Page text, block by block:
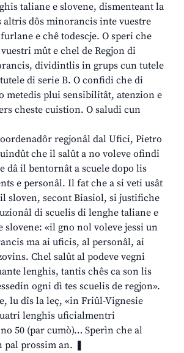
taliane e slovene, dismenteant la
altris dôs minorancis inte vuestre
e chê todescje. O speri che
mût e chel de Regjon di
dividintlis in grups cun tutele
di serie B. O confidi che di
metedis plui sensibilitât, atenzion e
cheste cuistion. O saludi cun
regjonâl dal Ufici, Pietro
che il salût a no voleve ofindi
dâ il bentornât a scuele dopo lis
e personâl. Il fat che a si veti usât
sloven, secont Biasiol, si justifiche
di scuelis di lenghe taliane e
slovene: «il gno nol voleve jessi un
ma ai uficis, al personâl, ai
Chel salût al podeve vegni
lenghis, tantis chês ca son lis
ogni dì tes scuelis de regjon».
lu dîs la leç, «in Friûl-Vignesie
lenghis uficialmentri
50 (par cumò)… Sperìn che al
prossim an. ❚